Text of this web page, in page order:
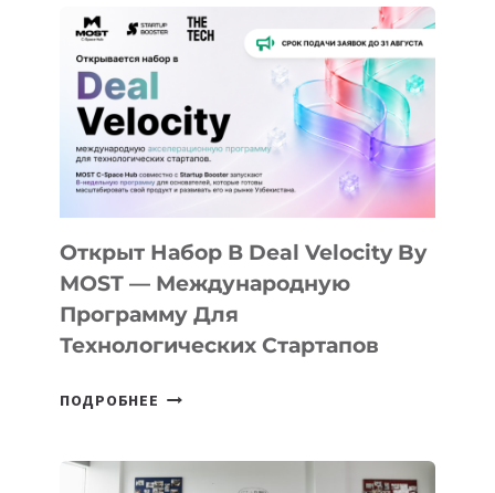
АЛМАТЫ:
AI
YOUTH
CAMP
ДАЛ
30
ПОДРОСТКАМ
БИЛЕТ
В
ПРЕДПРИНИМАТЕЛЬСТВО
Открыт Набор В Deal Velocity By
MOST — Международную
Программу Для
Технологических Стартапов
ПОДРОБНЕЕ ОТКРЫТ
DEAL